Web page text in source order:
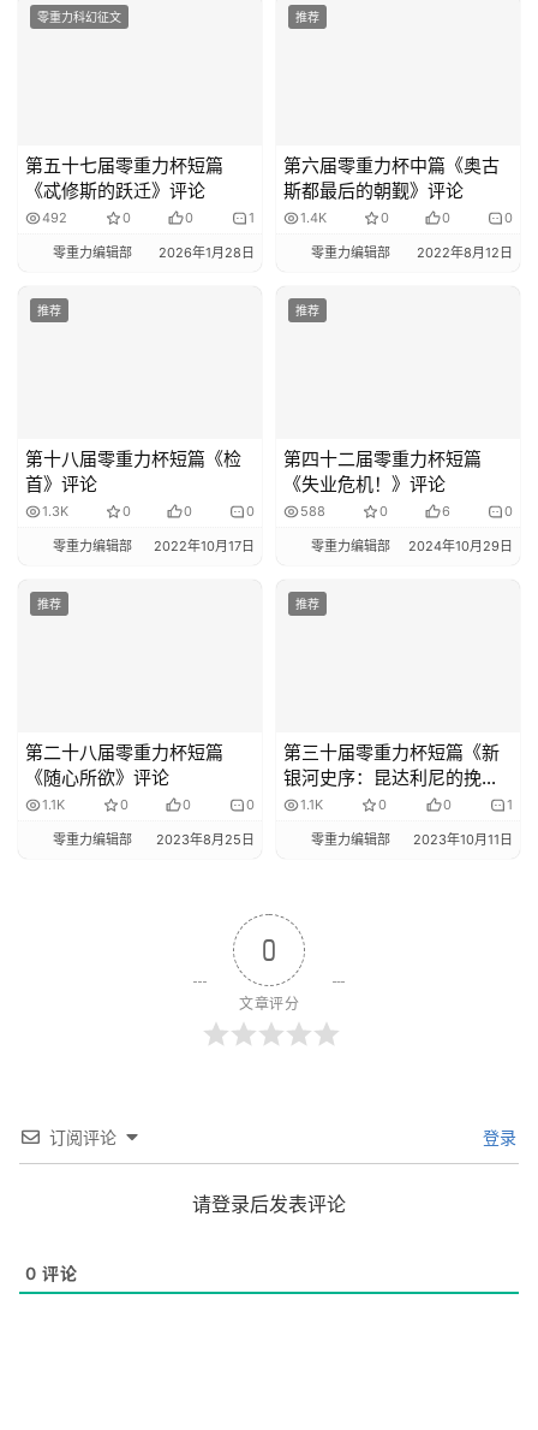
零重力科幻征文
第五十七届零重力杯短篇
《忒修斯的跃迁》评论
492 0 0 1
零重力编辑部 2026年1月28日
推荐
第六届零重力杯中篇《奥古
斯都最后的朝觐》评论
1.4K 0 0 0
零重力编辑部 2022年8月12日
推荐
第十八届零重力杯短篇《检
首》评论
1.3K 0 0 0
零重力编辑部 2022年10月17日
推荐
第四十二届零重力杯短篇
《失业危机！》评论
588 0 6 0
零重力编辑部 2024年10月29日
推荐
第二十八届零重力杯短篇
《随心所欲》评论
1.1K 0 0 0
零重力编辑部 2023年8月25日
推荐
第三十届零重力杯短篇《新
银河史序：昆达利尼的挽
歌》评论
1.1K 0 0 1
零重力编辑部 2023年10月11日
0
文章评分
订阅评论 登录
请登录后发表评论
0 评论